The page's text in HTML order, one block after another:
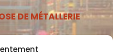
DE MÉTALLERIE